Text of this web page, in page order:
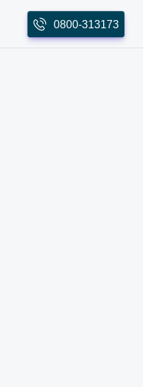
0800-313173